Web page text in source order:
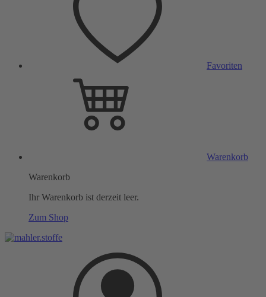
Favoriten
Warenkorb
Warenkorb
Ihr Warenkorb ist derzeit leer.
Zum Shop